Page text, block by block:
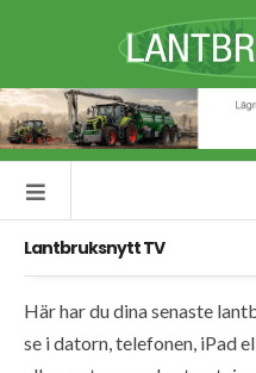
Lantbruksnytt TV
Här har du dina senaste
se i datorn, telefonen, iPad